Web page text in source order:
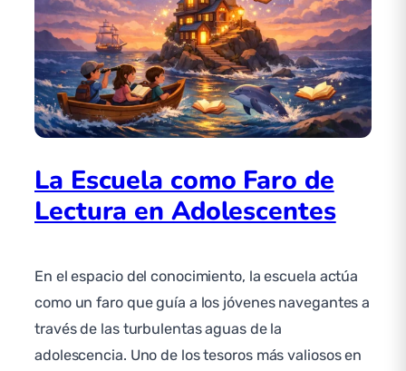
La Escuela como Faro de
Lectura en Adolescentes
En el espacio del conocimiento, la escuela actúa
como un faro que guía a los jóvenes navegantes a
través de las turbulentas aguas de la
adolescencia. Uno de los tesoros más valiosos en